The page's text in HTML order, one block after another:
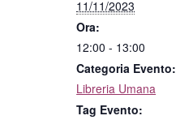
11/11/2023
Ora:
12:00 - 13:00
Categoria Evento:
Libreria Umana
Tag Evento: